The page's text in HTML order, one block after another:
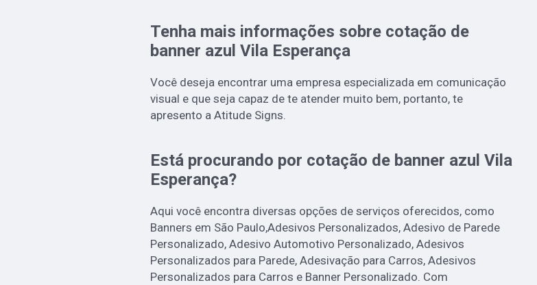
Tenha mais informações sobre cotação de
banner azul Vila Esperança
Você deseja encontrar uma empresa especializada em comunicação
visual e que seja capaz de te atender muito bem, portanto, te
apresento a Atitude Signs.
Está procurando por cotação de banner azul Vila
Esperança?
Aqui você encontra diversas opções de serviços oferecidos, como
Banners em São Paulo,Adesivos Personalizados, Adesivo de Parede
Personalizado, Adesivo Automotivo Personalizado, Adesivos
Personalizados para Parede, Adesivação para Carros, Adesivos
Personalizados para Carros e Banner Personalizado. Com